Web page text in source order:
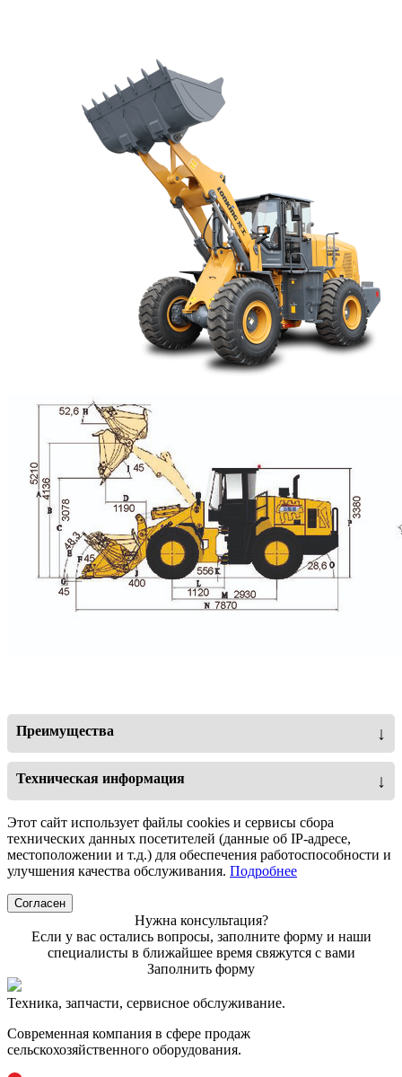
Преимущества ↓
Дизельный двигатель Weichai WD10G220E21
мощностью 220 л.с. с турбонаддувом обладает
выхлопом.
Надежная гидромеханическая КПП защищена снизу
рамой машины, благодаря чему исключено ее
повреждение при движении по пересеченной
Удлиненная колесная база обеспечивает устойчивость
погрузчика, а его компактные размеры позволяют
маневрировать на ограниченном пространстве.
Ковш оснащен автоматической системой
выравнивания и системой автоматического
службы пальцев и других элементов стрелы.
климатической системой с кондиционером.
Дефлекторы обдува позволяют направить воздух как
Техническая информация ↓
Характеристика
Значение
Номинальная грузоподъемность
5000 кг
Номинальная грузоподъемность
Объем стандартного ковша
Эксплуатационный вес 16800±300 кг
WD10G220E21
Мощность двигателя
Ширина ковша
Этот сайт использует файлы cookies и сервисы сбора
технических данных посетителей (данные об IP-адресе,
местоположении и т.д.) для обеспечения работоспособности и
улучшения качества обслуживания. Подробнее
Согласен
Нужна консультация?
Если у вас остались вопросы, заполните форму и наши
специалисты в ближайшее время свяжутся с вами
Заполнить форму
Техника, запчасти, сервисное обслуживание.
Современная компания в сфере продаж
сельскохозяйственного оборудования.